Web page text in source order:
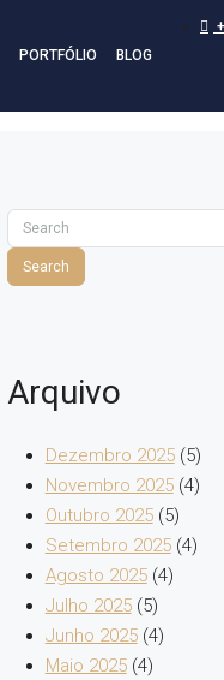
PORTFÓLIO BLOG
Search
Arquivo
Dezembro 2025(5)
Novembro 2025(4)
Outubro 2025(5)
Setembro 2025(4)
Agosto 2025(4)
Julho 2025(5)
Junho 2025(4)
Maio 2025(4)